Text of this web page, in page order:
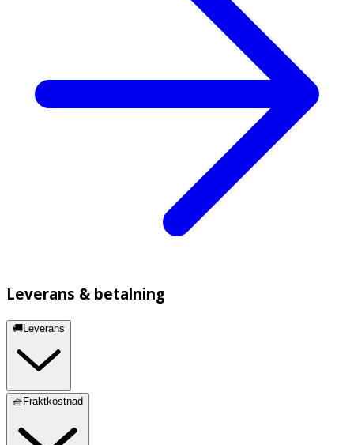
Leverans & betalning
🚚Leverans
🧺Fraktkostnad